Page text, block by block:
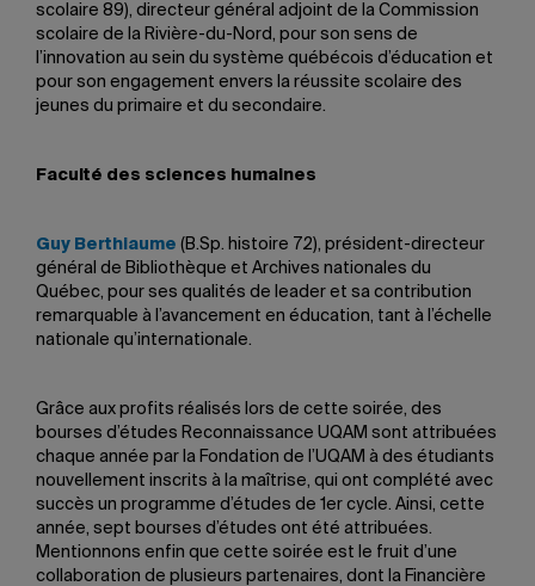
scolaire 89), directeur général adjoint de la Commission
scolaire de la Rivière-du-Nord, pour son sens de
l’innovation au sein du système québécois d’éducation et
pour son engagement envers la réussite scolaire des
jeunes du primaire et du secondaire.
Faculté des sciences humaines
Guy Berthiaume (B.Sp. histoire 72), président-directeur
général de Bibliothèque et Archives nationales du
Québec, pour ses qualités de leader et sa contribution
remarquable à l’avancement en éducation, tant à l’échelle
nationale qu’internationale.
Grâce aux profits réalisés lors de cette soirée, des
bourses d’études Reconnaissance UQAM sont attribuées
chaque année par la Fondation de l’UQAM à des étudiants
nouvellement inscrits à la maîtrise, qui ont complété avec
succès un programme d’études de 1er cycle. Ainsi, cette
année, sept bourses d’études ont été attribuées.
Mentionnons enfin que cette soirée est le fruit d’une
collaboration de plusieurs partenaires, dont la Financière